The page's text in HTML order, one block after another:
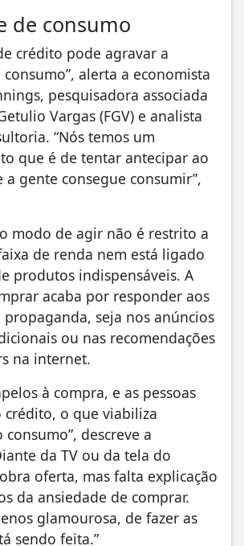
de consumo
crédito pode agravar a
consumo”, alerta a economista
pesquisadora associada
Vargas (FGV) e analista
“Nós temos um
que é de tentar antecipar ao
gente consegue consumir”,
modo de agir não é restrito a
de renda nem está ligado
produtos indispensáveis. A
acaba por responder aos
propaganda, seja nos anúncios
ou nas recomendações
na internet.
à compra, e as pessoas
crédito, o que viabiliza
descreve a
da TV ou da tela do
oferta, mas falta explicação
da ansiedade de comprar.
glamourosa, de fazer as
sendo feita.”